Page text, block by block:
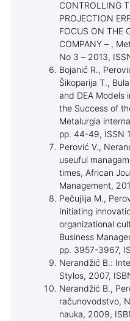
CONTROLLING
PROJECTION
FOCUS ON THE
COMPANY – ,
No 3 – 2013,
Bojanić R.,
Šikoparija T.,
and DEA Models
the Success of
Metalurgia
pp. 44-49, ISSN
Perović V.,
useuful
times, African
Management,
Pečujlija M.,
Initiating
organizational
Business
pp. 3957-3967,
Nerandžić B.:
Stylos, 2007,
Nerandžić B.,
računovodstvo,
nauka, 2009,